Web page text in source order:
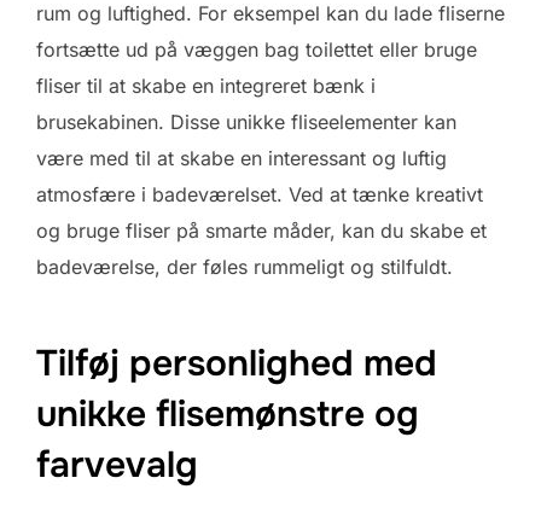
rum og luftighed. For eksempel kan du lade fliserne
fortsætte ud på væggen bag toilettet eller bruge
fliser til at skabe en integreret bænk i
brusekabinen. Disse unikke fliseelementer kan
være med til at skabe en interessant og luftig
atmosfære i badeværelset. Ved at tænke kreativt
og bruge fliser på smarte måder, kan du skabe et
badeværelse, der føles rummeligt og stilfuldt.
Tilføj personlighed med
unikke flisemønstre og
farvevalg